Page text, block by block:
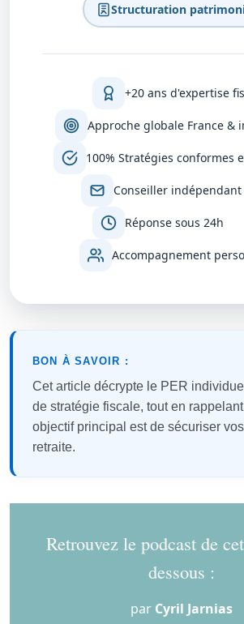
Structuration
+20 ans d'expertise
Approche globale France &
100% Stratégies conformes
Conseiller
Réponse sous 24h
Accompagnement
BON À SAVOIR :
Cet article décrypte le PER
de stratégie fiscale, tout en
objectif principal est de sécuriser
retraite.
Retrouvez le podcast de
dessous :
par Cyril Jarnias